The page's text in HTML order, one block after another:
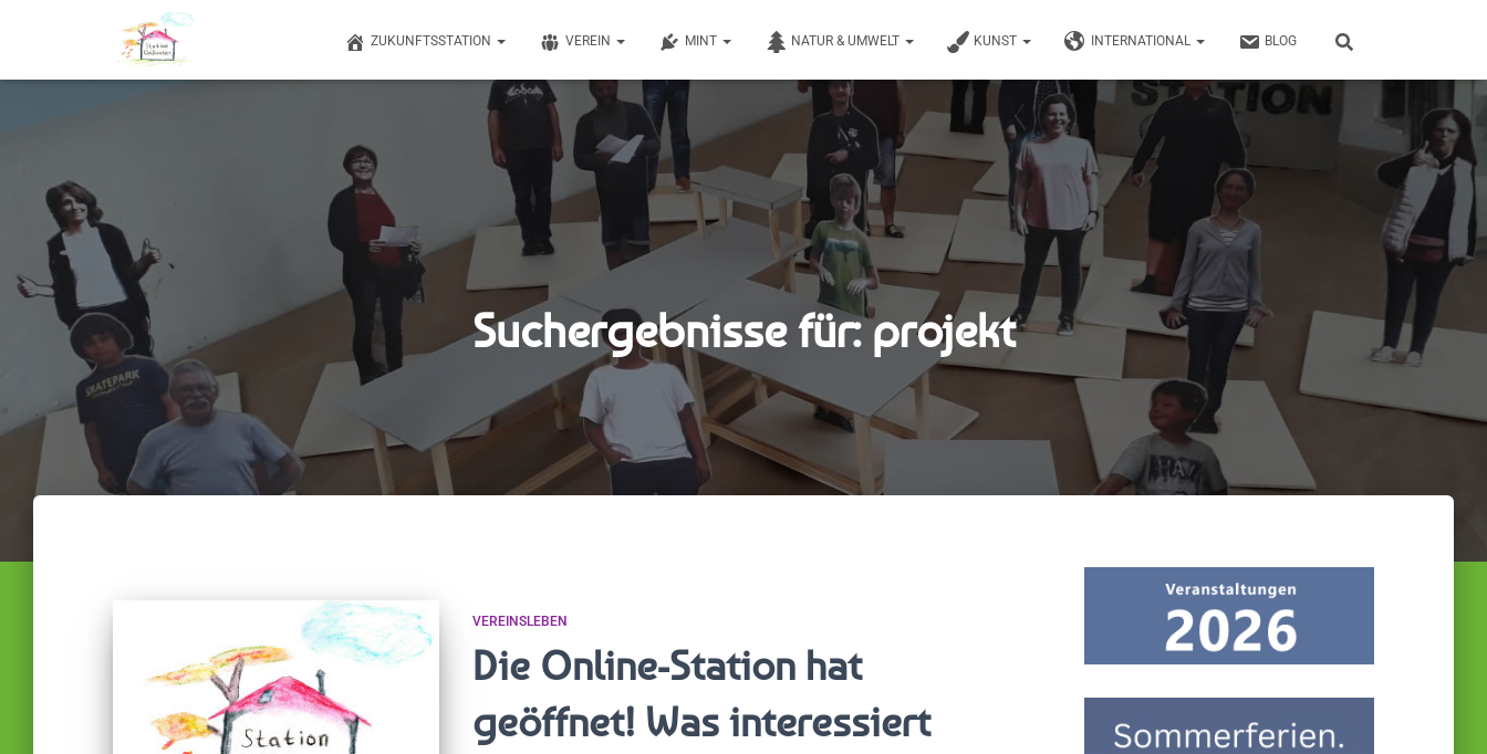
ZUKUNFTSSTATION VEREIN MINT NATUR & UMWELT KUNST INTERNATIONAL BLOG
Suchergebnisse für: projekt
VEREINSLEBEN
Die Online-Station hat
geöffnet! Was interessiert